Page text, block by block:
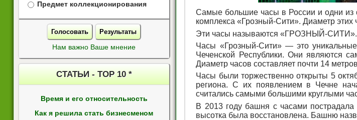
Предмет коллекционирования
Голосовать Результаты
Нам важно Ваше мнение
СТАТЬИ - ТОР 10 *
Время и его относительность
Как я решила стать бизнесменом
Самые большие часы в России и одни из
комплекса «Грозный-Сити». Диаметр этих
Эти часы называются «ГРОЗНЫЙ-СИТИ».
Часы «Грозный-Сити» — это
Чеченской Республики. Они являются
Диаметр часов составляет почти 14
Часы были торжественно открыты 5
региона. С их появлением в Чечне
считались самыми большими круглыми
В 2013 году башня с часами
высотка была восстановлена. Башню